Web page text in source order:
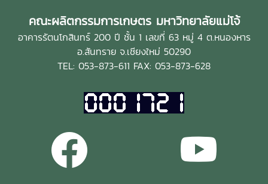
คณะผลิตกรรมการเกษตร มหาวิทยาลัยแม่โจ้
อาคารรัตนโกสินทร์ 200 ปี ชั้น 1 เลขที่ 63 หมู่ 4 ต.หนองหาร
อ.สันทราย จ.เชียงใหม่ 50290
TEL: 053-873-611 FAX: 053-873-628